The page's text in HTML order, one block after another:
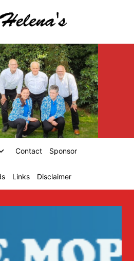
Contact Sponsor
Links Disclaimer